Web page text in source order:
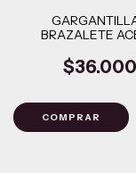
BRAZALETE
$36.000
COMPRAR